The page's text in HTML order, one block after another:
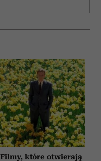
Filmy, które otwierają